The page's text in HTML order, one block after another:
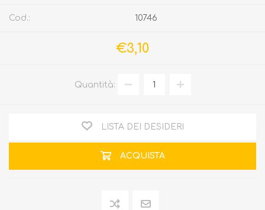
Cod.: 10746
€3,10
Quantità:
LISTA DEI DESIDERI
ACQUISTA